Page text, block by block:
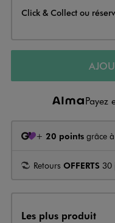
Click & Collect ou
Payez
+ 20 points grâce
Retours OFFERTS 30
Les plus produit